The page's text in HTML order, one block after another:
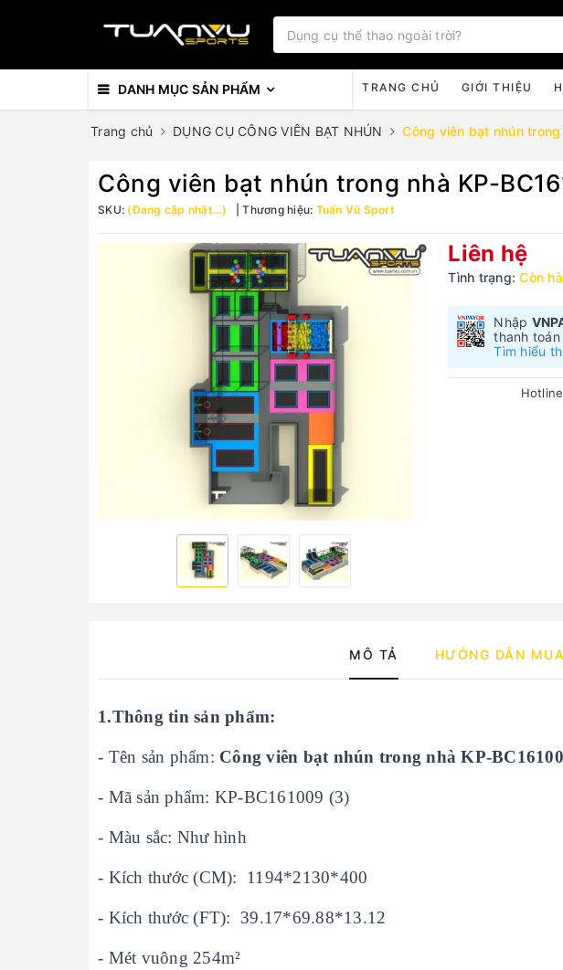
DANH MỤC SẢN PHẨM TRANG CHỦ GIỚI THIỆU
Trang chủ DỤNG CỤ CÔNG VIÊN BẠT NHÚN Công viên bạt nhún
Công viên bạt nhún trong nhà KP-
SKU: (Đang cập nhật...) Thương hiệu: Tuấn Vũ Sport
Liên hệ
Tình trạng: Còn
Nhập
thanh toán
Tìm hiểu
MÔ TẢ HƯỚNG DẪN
1.Thông tin sản phẩm:
- Tên sản phẩm: Công viên bạt nhún trong nhà KP-
- Mã sản phẩm: KP-BC161009 (3)
- Màu sắc: Như hình
- Kích thước (CM): 1194*2130*400
- Kích thước (FT): 39.17*69.88*13.12
- Mét vuông 254m²